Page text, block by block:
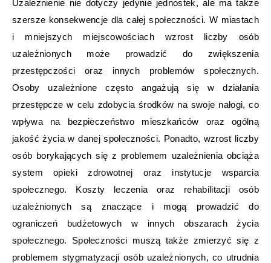
Uzależnienie nie dotyczy jedynie jednostek, ale ma także
szersze konsekwencje dla całej społeczności. W miastach
i mniejszych miejscowościach wzrost liczby osób
uzależnionych może prowadzić do zwiększenia
przestępczości oraz innych problemów społecznych.
Osoby uzależnione często angażują się w działania
przestępcze w celu zdobycia środków na swoje nałogi, co
wpływa na bezpieczeństwo mieszkańców oraz ogólną
jakość życia w danej społeczności. Ponadto, wzrost liczby
osób borykających się z problemem uzależnienia obciąża
system opieki zdrowotnej oraz instytucje wsparcia
społecznego. Koszty leczenia oraz rehabilitacji osób
uzależnionych są znaczące i mogą prowadzić do
ograniczeń budżetowych w innych obszarach życia
społecznego. Społeczności muszą także zmierzyć się z
problemem stygmatyzacji osób uzależnionych, co utrudnia